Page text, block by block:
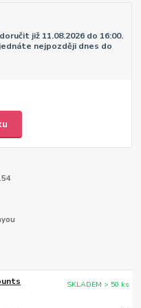
již 11.08.2026 do 16:00.
nejpozději dnes do
SKLADEM > 50 ks